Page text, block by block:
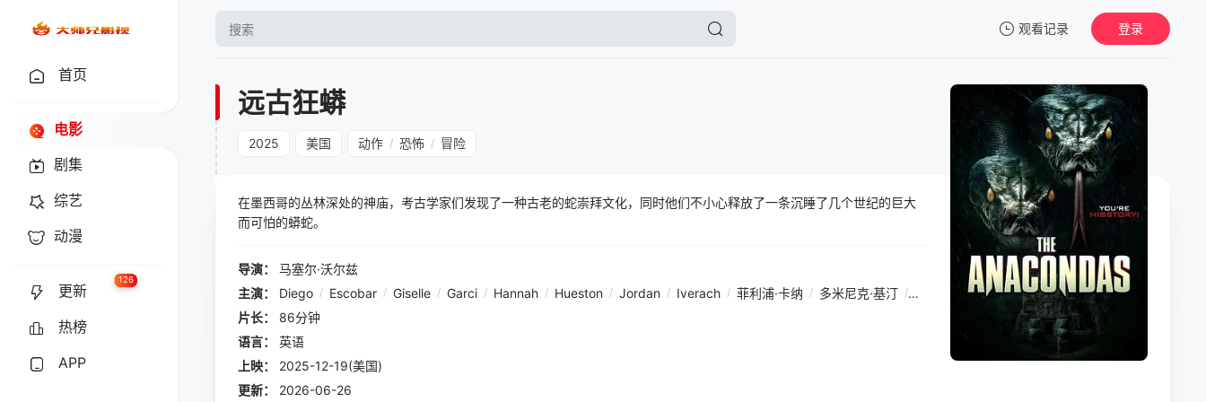
观看记录
暂无观看影片的记录
登录
首页
电影
剧集
综艺
动漫
更新
126
热榜
APP
远古狂蟒
2025 美国 动作 / 恐怖 / 冒险
在墨西哥的丛林深处的神庙，考古学家们发现了一种古老的蛇崇拜文化，同时他们不小心释放了一条沉睡了几个世纪的巨大
而可怕的蟒蛇。
导演：
马塞尔·沃尔兹
主演：
Diego / Escobar / Giselle / Garci / Hannah / Hueston / Jordan / Iverach / 菲利浦·卡纳 / 多米尼克·基汀 / Maureen / Kedes
片长：
86分钟
语言：
英语
上映：
2025-12-19(美国)
更新：
2026-06-26